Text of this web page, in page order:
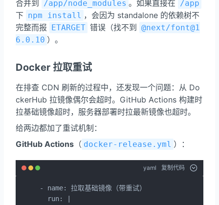
合并到 /app/node_modules 。如果直接在 /app
下 npm install ，会因为 standalone 的依赖树不
完整而报
ETARGET 错误（找不到
@next/font@1
6.0.10 ）。
Docker 拉取重试
在排查 CDN 刷新的过程中，还发现一个问题：从 Do
ckerHub 拉镜像偶尔会超时。GitHub Actions 构建时
拉基础镜像超时，服务器部署时拉最新镜像也超时。
给两边都加了重试机制：
GitHub Actions （ docker-release.yml ）：
yaml 复制代码
- name: 拉取基础镜像（带重试）
  run: |